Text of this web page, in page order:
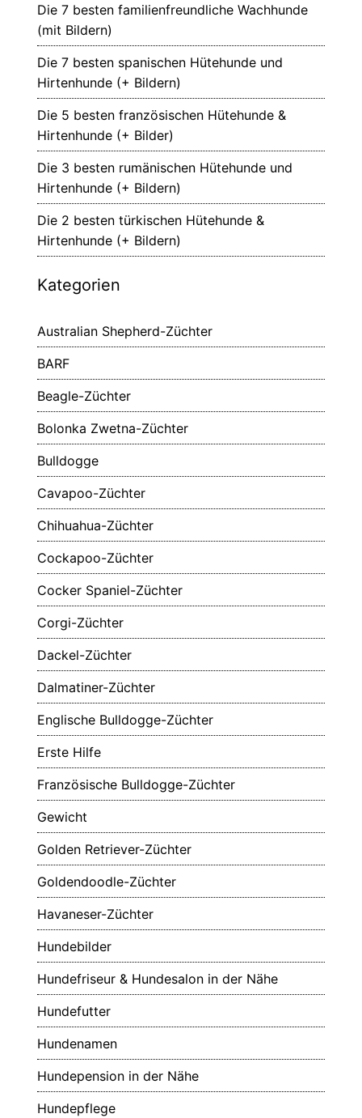
Die 7 besten familienfreundliche Wachhunde
(mit Bildern)
Die 7 besten spanischen Hütehunde und
Hirtenhunde (+ Bildern)
Die 5 besten französischen Hütehunde &
Hirtenhunde (+ Bilder)
Die 3 besten rumänischen Hütehunde und
Hirtenhunde (+ Bildern)
Die 2 besten türkischen Hütehunde &
Hirtenhunde (+ Bildern)
Kategorien
Australian Shepherd-Züchter
BARF
Beagle-Züchter
Bolonka Zwetna-Züchter
Bulldogge
Cavapoo-Züchter
Chihuahua-Züchter
Cockapoo-Züchter
Cocker Spaniel-Züchter
Corgi-Züchter
Dackel-Züchter
Dalmatiner-Züchter
Englische Bulldogge-Züchter
Erste Hilfe
Französische Bulldogge-Züchter
Gewicht
Golden Retriever-Züchter
Goldendoodle-Züchter
Havaneser-Züchter
Hundebilder
Hundefriseur & Hundesalon in der Nähe
Hundefutter
Hundenamen
Hundepension in der Nähe
Hundepflege